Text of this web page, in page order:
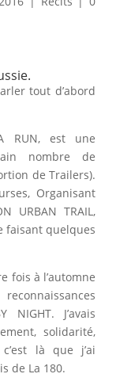
tout d’abord
RUN, est une
nombre de
de Trailers).
Organisant
URBAN TRAIL,
faisant quelques
fois à l’automne
J’avais
solidarité,
là que j’ai
de La 180.